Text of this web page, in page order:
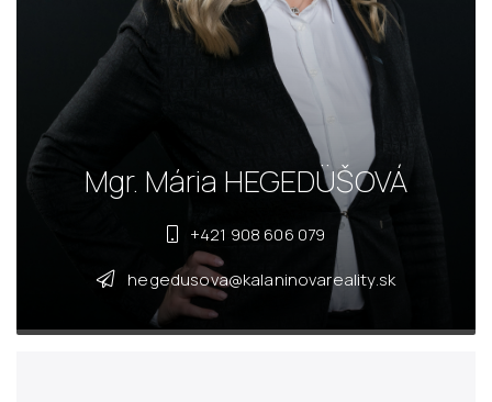
Mgr. Mária HEGEDÜŠOVÁ
+421 908 606 079
hegedusova@kalaninovareality.sk